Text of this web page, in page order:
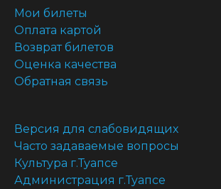
Мои билеты
Оплата картой
Возврат билетов
Оценка качества
Обратная связь
Версия для слабовидящих
Часто задаваемые вопросы
Культура г.Туапсе
Администрация г.Туапсе